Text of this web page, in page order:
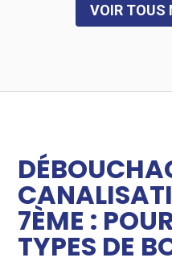
VOIR TOUS
7ÈME :
TYPES DE